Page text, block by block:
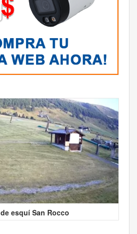
esquí San Rocco